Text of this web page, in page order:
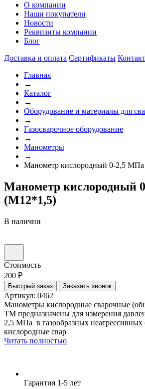
О компании
Наши покупатели
Новости
Реквизиты компании
Блог
Доставка и оплата Сертификаты
Главная
→
Каталог
→
Оборудование и материалы для
→
Газосварочное оборудование
→
Манометры
→
Манометр кислородный 0-2,5
Манометр кислородный
(М12*1,5)
В наличии
Стоимость
200 ₽
Быстрый заказ Заказать звонок
Артикул: 0462
Манометры кислородные сварочные
ТМ предназначены для измерения
2,5 МПа в газообразных
кислородные свар
Читать полностью
Гарантия 1-5 лет